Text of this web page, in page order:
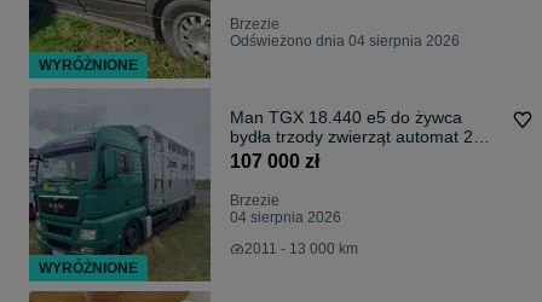
Brzezie
Odświeżono dnia 04 sierpnia 2026
Man TGX 18.440 e5 do żywca
bydła trzody zwierząt automat 2
poklady calość poduszka, klima
107 000 zł
Brzezie
04 sierpnia 2026
2011 - 13 000 km
WYRÓŻNIONE
WYRÓŻNIONE